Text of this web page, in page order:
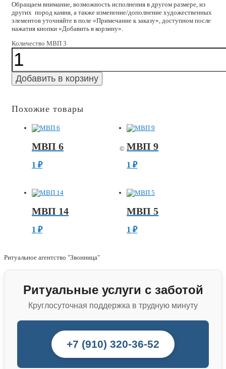
Обращаем внимание, возможность исполнения в другом размере, из
других пород камня, а также изменение/дополнение художественных
элементов уточняйте в поле «Примечание к заказу», доступном после
нажатия кнопки «Добавить в корзину».
Количество МВП 3
Добавить в корзину
Похожие товары
МВП 6
1 ₽
МВП 9
1₽
МВП 14
1 ₽
МВП 5
1₽
©
Ритуальное агентство "Звонница"
Ритуальные услуги с заботой
Круглосуточная поддержка в трудную минуту
+7 (910) 320-36-52